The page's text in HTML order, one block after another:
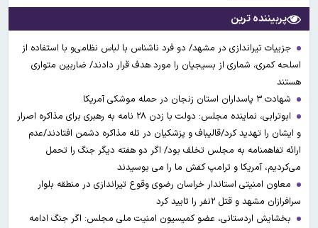
پربیننده ترین
جزییات تیراندازی در مشهد/ دو فرد ناشناس با لباس نظامی‌و با استفاده از
اسلحه کمری، شماری از بسیجیان را مورد هدف قرار دادند/ ضاربین متواری
هستند
شهادت ۳ ‌پاسداران استان زنجان در حمله موشکی آمریکا
ابوترابی، نماینده مجلس: دولت با زدن ۲۸ نامه به رهبری برای مذاکره اصرار
و ایشان را تهدید کرد/قالیباف و پزشکیان در تله مذاکره دشمن افتادند/عدم
ارائه تفاهمنامه به مجلس تخلف بود/ اگر دو هفته دیگر جنگ را تحمل
می‌کردیم، آمریکا و ترامپ کفش ما را می بوسیدند
معاون امنیتی استاندار خراسان رضوی وقوع تیراندازی در منطقه بلوار
سرافرازان مشهد و قتل ۲نفر را تایید کرد
بخشایش اردستانی، عضو کمیسیون امنیت ملی مجلس: اگر جنگ ادامه